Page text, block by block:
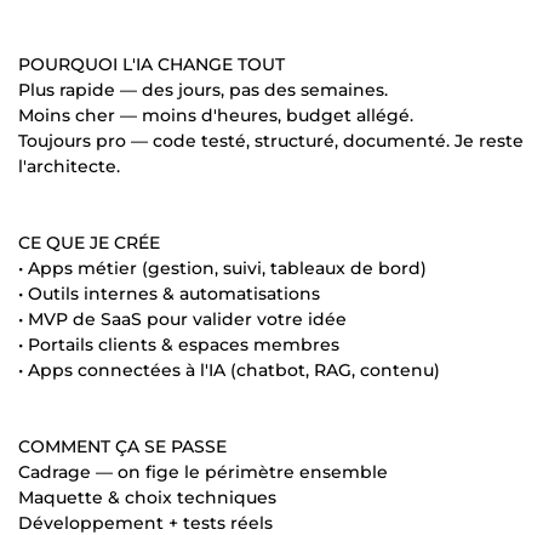
POURQUOI L'IA CHANGE TOUT
Plus rapide — des jours, pas des semaines.
Moins cher — moins d'heures, budget allégé.
Toujours pro — code testé, structuré, documenté. Je reste
l'architecte.
CE QUE JE CRÉE
• Apps métier (gestion, suivi, tableaux de bord)
• Outils internes & automatisations
• MVP de SaaS pour valider votre idée
• Portails clients & espaces membres
• Apps connectées à l'IA (chatbot, RAG, contenu)
COMMENT ÇA SE PASSE
Cadrage — on fige le périmètre ensemble
Maquette & choix techniques
Développement + tests réels